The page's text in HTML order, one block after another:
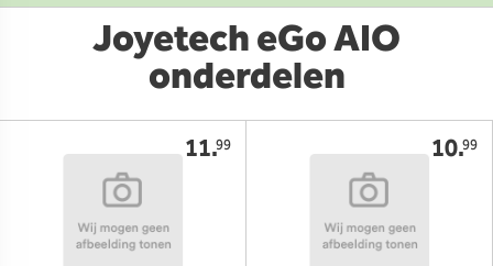
Joyetech eGo AIO
onderdelen
11.99 10.99